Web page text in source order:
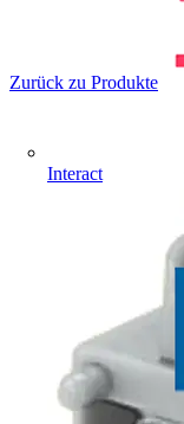
Interact
Zurück zu Produkte